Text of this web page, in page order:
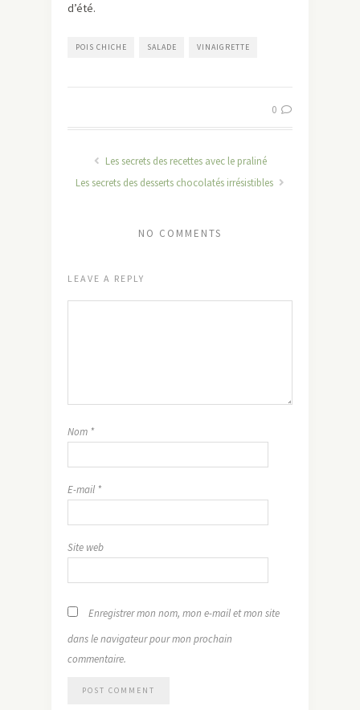
d’été.
POIS CHICHE SALADE VINAIGRETTE
0
Les secrets des recettes avec le praliné
Les secrets des desserts chocolatés irrésistibles
NO COMMENTS
LEAVE A REPLY
Nom *
E-mail *
Site web
Enregistrer mon nom, mon e-mail et mon site
dans le navigateur pour mon prochain
commentaire.